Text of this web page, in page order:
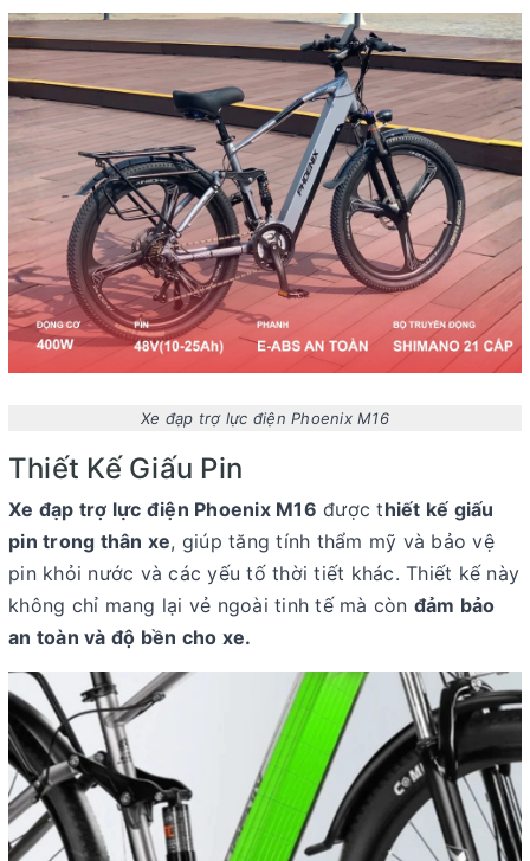
Xe đạp trợ lực điện Phoenix M16
Thiết Kế Giấu Pin
Xe đạp trợ lực điện Phoenix M16 được thiết kế giấu
pin trong thân xe, giúp tăng tính thẩm mỹ và bảo vệ
pin khỏi nước và các yếu tố thời tiết khác. Thiết kế này
không chỉ mang lại vẻ ngoài tinh tế mà còn đảm bảo
an toàn và độ bền cho xe.